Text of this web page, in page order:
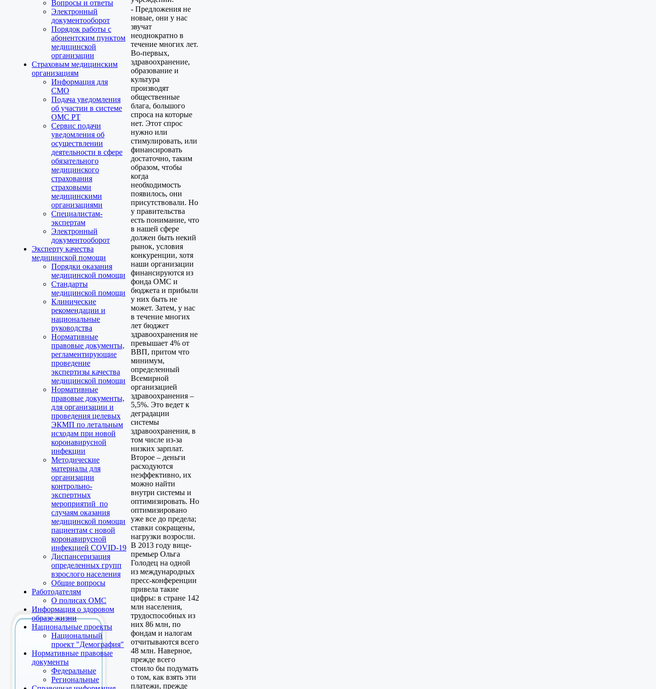
Вопросы и ответы
Электронный
документооборот
Порядок работы с
абонентским пунктом
медицинской
организации
Страховым медицинским
организациям
Информация для
СМО
Подача уведомления
об участии в системе
ОМС РТ
Сервис подачи
уведомления об
осуществлении
деятельности в сфере
обязательного
медицинского
страхования
страховыми
медицинскими
организациями
Специалистам-
экспертам
Электронный
документооборот
Эксперту качества
медицинской помощи
Порядки оказания
медицинской помощи
Стандарты
медицинской помощи
Клинические
рекомендации и
национальные
руководства
Нормативные
правовые документы,
регламентирующие
проведение
экспертизы качества
медицинской помощи
Нормативные
правовые документы,
для организации и
проведения целевых
ЭКМП по летальным
исходам при новой
коронавирусной
инфекции
Методические
материалы для
организации
контрольно-
экспертных
мероприятий по
случаям оказания
медицинской помощи
пациентам с новой
коронавирусной
инфекцией COVID-19
Диспансеризация
определенных групп
взрослого населения
Общие вопросы
Работодателям
О полисах ОМС
Информация о здоровом
образе жизни
Национальные проекты
Национальный
проект "Демография"
Нормативные правовые
документы
Федеральные
Региональные
- Предложения не
новые, они у нас
звучат
неоднократно в
течение многих лет.
Во-первых,
здравоохранение,
образование и
культура
производят
общественные
блага, большого
спроса на которые
нет. Этот спрос
нужно или
стимулировать, или
финансировать
достаточно, таким
образом, чтобы
когда
необходимость
появилось, они
присутствовали. Но
у правительства
есть понимание, что
в нашей сфере
должен быть некий
рынок, условия
конкуренции, хотя
наши организации
финансируются из
фонда ОМС и
бюджета и прибыли
у них быть не
может. Затем, у нас
в течение многих
лет бюджет
здравоохранения не
превышает 4% от
ВВП, притом что
минимум,
определенный
Всемирной
организацией
здравоохранения –
5,5%. Это ведет к
деградации
системы
здравоохранения, в
том числе из-за
низких зарплат.
Второе – деньги
расходуются
неэффективно, их
можно найти
внутри системы и
оптимизировать. Но
оптимизировано
уже все до предела;
ставки сокращены,
нагрузки возросли.
В 2013 году вице-
премьер Ольга
Голодец на одной
из международных
пресс-конференции
привела такие
цифры: в стране 142
млн населения,
трудоспособных из
них 86 млн, по
фондам и налогам
отчитываются всего
48 млн. Наверное,
прежде всего
стоило бы подумать
о том, как взять эти
платежи, прежде